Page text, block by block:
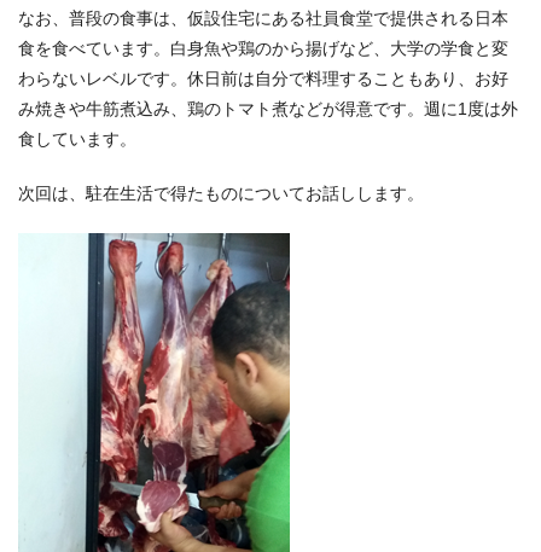
なお、普段の食事は、仮設住宅にある社員食堂で提供される日本
食を食べています。白身魚や鶏のから揚げなど、大学の学食と変
わらないレベルです。休日前は自分で料理することもあり、お好
み焼きや牛筋煮込み、鶏のトマト煮などが得意です。週に1度は外
食しています。
次回は、駐在生活で得たものについてお話しします。